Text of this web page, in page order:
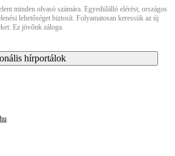
minden olvasó számára. Egyedülálló elérést, országos
lehetőséget biztosít. Folyamatosan keressük az új
Ez jövőnk záloga.
hírportálok